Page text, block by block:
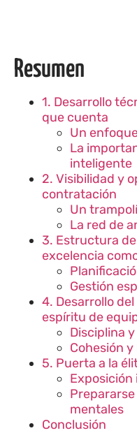
Resumen
1. Desarrollo
que cuenta
Un
La
inteligente
2. Visibilidad y
contratación
Un
La red de
3. Estructura
excelencia
Gestión
4. Desarrollo
espíritu de
Disciplina
Cohesión
5. Puerta a la
mentales
Conclusión